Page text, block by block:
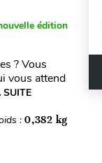
édition
? Vous
vous attend
SUITE
:0,382 kg